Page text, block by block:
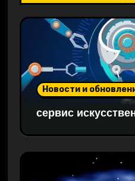
Новости и
сервис